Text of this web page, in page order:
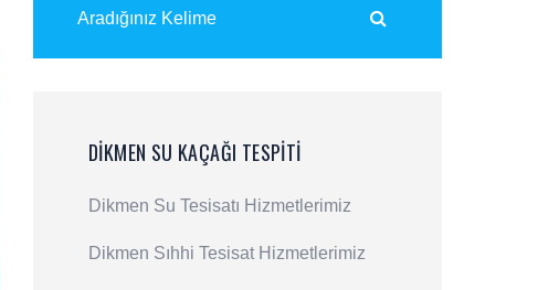
DIKMEN SU KAÇAĞI TESPITI
Dikmen Su Tesisatı Hizmetlerimiz
Dikmen Sıhhi Tesisat Hizmetlerimiz